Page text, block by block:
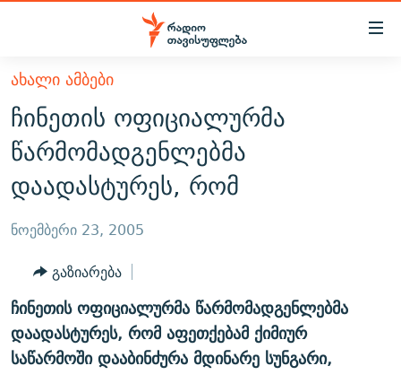
Accessibility
მთავარ
შინაარსზე
დაბრუნება
მთავარ
ნავიგაციაზე
დაბრუნება
ძიებაზე
ᲐᲮᲐᲚᲘ ᲐᲛᲑᲔᲑᲘ
ᲗᲔᲛᲔᲑᲘ
ᲞᲝᲚᲘᲢᲘᲙᲐ
ᲔᲙᲝᲜᲝᲛᲘᲙᲐ
ᲡᲐᲖᲝᲒᲐᲓᲝᲔᲑᲐ
ᲕᲘᲓᲔᲝ
ᲑᲚᲝᲒᲔᲑᲘ
ᲞᲝᲓᲙᲐᲡᲢᲔᲑᲘ
60 ᲓᲔᲪᲘᲑᲔᲚᲘ
ᲒᲐᲜᲙᲘᲗᲮᲕᲘᲡ ᲓᲦᲔ
ᲤᲔᲜᲝᲕᲐᲜᲘ - 2.10
ᲗᲥᲕᲔᲜᲘ ᲞᲣᲑᲚᲘᲙᲐᲪᲘᲔᲑᲘ
ᲞᲠᲝᲔᲥᲢᲔᲑᲘ
ᲣᲙᲠᲐᲘᲜᲐᲨᲘ ᲓᲐᲦᲣᲞᲣᲚᲘ ᲥᲐᲠᲗᲕᲔᲚᲘ ᲛᲔᲑᲠᲫᲝᲚᲔᲑᲘ - 2022
ЭХО КАВКАЗА
ᲐᲮᲐᲚᲘ ᲐᲛᲑᲔᲑᲘ
ჩინეთის ოფიციალურმა
წარმომადგენლებმა
დაადასტურეს, რომ
ნოემბერი 23, 2005
გაზიარება
ჩინეთის ოფიციალურმა წარმომადგენლებმა
დაადასტურეს, რომ აფეთქებამ ქიმიურ
საწარმოში დააბინძურა მდინარე სუნგარი,